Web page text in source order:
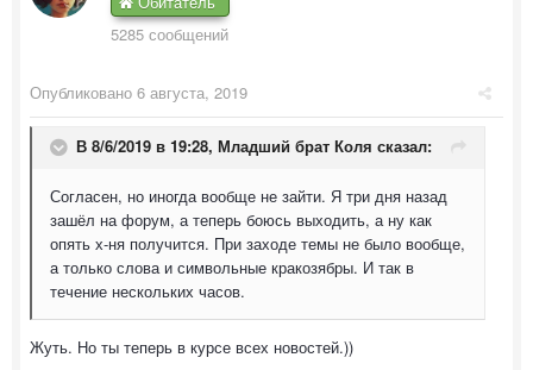
5285 сообщений
Опубликовано 6 августа, 2019
В 8/6/2019 в 19:28, Младший брат Коля сказал:
Согласен, но иногда вообще не зайти. Я три дня назад
зашёл на форум, а теперь боюсь выходить, а ну как
опять х-ня получится. При заходе темы не было вообще,
а только слова и символьные кракозябры. И так в
течение нескольких часов.
Жуть. Но ты теперь в курсе всех новостей.))